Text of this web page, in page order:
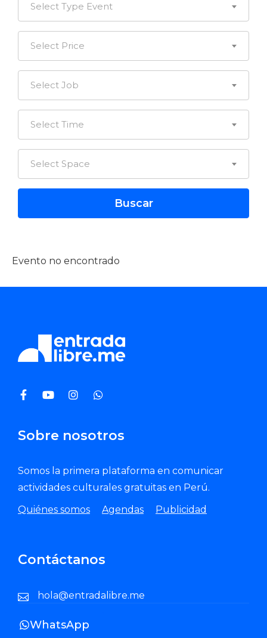
Select Type Event
Select Price
Select Job
Select Time
Select Space
Evento no encontrado
Sobre nosotros
Somos la primera plataforma en comunicar
actividades culturales gratuitas en Perú.
Quiénes somos
Agendas Publicidad
Contáctanos
hola@entradalibre.me
WhatsApp